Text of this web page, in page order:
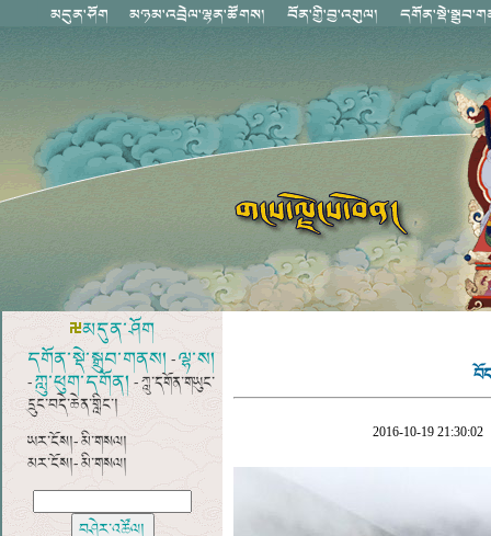
མདུན་ཤོག
དགོན་སྡེ་སྒྲུབ་གནས། -ལྷ་ས།
-ཀླུ་ཕུག་དགོན། - ཀླུ་དགོན་གཡུང་
དྲུང་བདེ་ཆེན་གླིང་།
ཡར་ངོས།- མི་གསལ།
མར་ངོས།- མི་གསལ།
2016-10-19 21:30:02